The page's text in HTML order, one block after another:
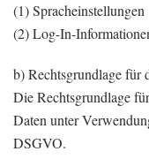
(1) Spracheinstellungen
(2) Log-In-
b) Rechtsgrundlage für
Die Rechtsgrundlage
Daten unter
DSGVO.